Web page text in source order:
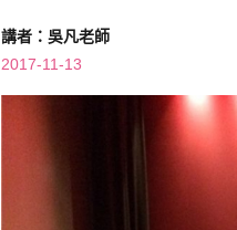
講者：吳凡老師
2017-11-13